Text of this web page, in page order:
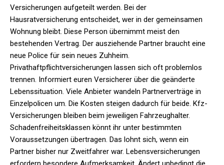
Versicherungen aufgeteilt werden. Bei der
Hausratversicherung entscheidet, wer in der gemeinsamen
Wohnung bleibt. Diese Person übernimmt meist den
bestehenden Vertrag. Der ausziehende Partner braucht eine
neue Police für sein neues Zuhheim.
Privathaftpflichtversicherungen lassen sich oft problemlos
trennen. Informiert euren Versicherer über die geänderte
Lebenssituation. Viele Anbieter wandeln Partnerverträge in
Einzelpolicen um. Die Kosten steigen dadurch für beide. Kfz-
Versicherungen bleiben beim jeweiligen Fahrzeughalter.
Schadenfreiheitsklassen könnt ihr unter bestimmten
Voraussetzungen übertragen. Das lohnt sich, wenn ein
Partner bisher nur Zweitfahrer war. Lebensversicherungen